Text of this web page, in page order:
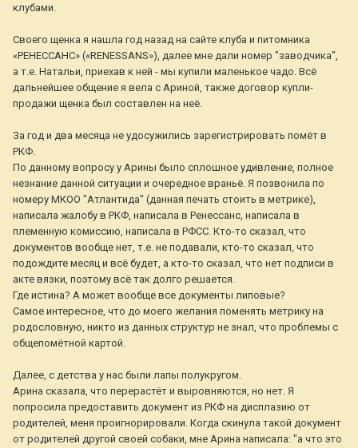
клубами.
Своего щенка я нашла год назад на сайте клуба и питомника
«РЕНЕССАНС» («RENESSANS»), далее мне дали номер "заводчика",
а т.е. Натальи, приехав к ней - мы купили маленькое чадо. Всё
дальнейшее общение я вела с Ариной, также договор купли-
продажи щенка был составлен на неё.
За год и два месяца не удосужились зарегистрировать помёт в
РКФ.
По данному вопросу у Арины было сплошное удивление, полное
незнание данной ситуации и очередное враньё. Я позвонила по
номеру МКОО "Атлантида" (данная печать стоить в метрике),
написала жалобу в РКФ, написала в Ренессанс, написала в
племенную комиссию, написала в РФСС. Кто-то сказал, что
документов вообще нет, т.е. не подавали, кто-то сказал, что
подождите месяц и всё будет, а кто-то сказал, что нет подписи в
акте вязки, поэтому всё так долго решается.
Где истина? А может вообще все документы липовые?
Самое интересное, что до моего желания поменять метрику на
родословную, никто из данных структур не знал, что проблемы с
общепомётной картой.
Далее, с детства у нас были лапы полукругом.
Арина сказала, что перерастёт и выровняются, но нет. Я
попросила предоставить документ из РКФ на дисплазию от
родителей, меня проигнорировали. Когда скинула такой документ
от родителей другой своей собаки, мне Арина написала: "а что это